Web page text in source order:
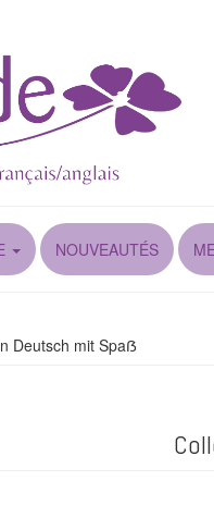
NOUVEAUTÉS
Deutsch mit Spaẞ